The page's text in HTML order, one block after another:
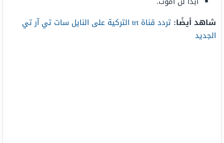
شاهد أيضًا:
تردد قناة trt التركية على النايل سات تي آر تي
الجديد